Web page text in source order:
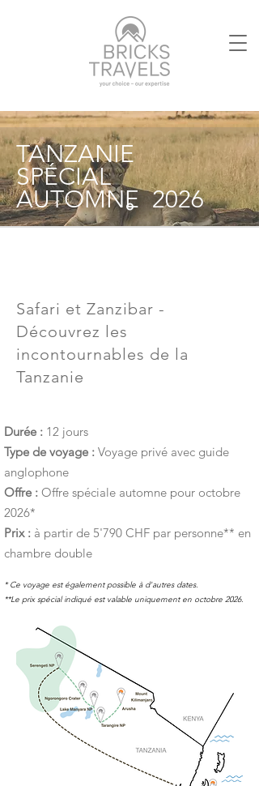
TANZANIE
SPÉCIAL
AUTOMNE 2026
Safari et Zanzibar -
Découvrez les
incontournables de la
Tanzanie
Durée : 12 jours
Type de voyage : Voyage privé avec guide
anglophone
Offre : Offre spéciale automne pour octobre
2026*
Prix : à partir de 5'790 CHF par personne** en
chambre double
* Ce voyage est également possible à d'autres dates.
**Le prix spécial indiqué est valable uniquement en octobre 2026.